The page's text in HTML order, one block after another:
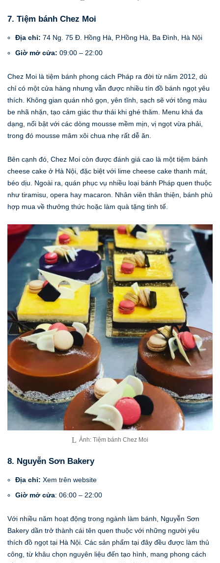
7. Tiệm bánh Chez Moi
Địa chỉ: 74 Ng. 75 Đ. Hồng Hà, P.Hồng Hà, Ba Đình, Hà Nội
Giờ mở cửa: 09:00 – 22:00
Chez Moi là tiệm bánh phong cách Pháp ra đời từ năm 2012, dù
chỉ có một cửa hàng nhưng vẫn được nhiều tín đồ bánh ngọt yêu
thích. Không gian quán nhỏ gọn, yên tĩnh, sạch sẽ với tông màu
be nhã nhặn, tạo cảm giác thư thái khi ghé thăm. Menu khá đa
dạng, nổi bật với các dòng mousse mềm mịn, vị ngọt vừa phải,
trong đó mousse mâm xôi chua nhẹ rất dễ ăn.
Bên cạnh đó, Chez Moi còn được đánh giá cao là một tiệm bánh
cheese cake ở Hà Nội, đặc biệt với lime cheese cake thanh mát,
béo dịu. Ngoài ra, quán phục vụ nhiều loại bánh Pháp quen thuộc
như tiramisu, opera hay macaron. Nhân viên thân thiện, bánh phù
hợp mua về thưởng thức hoặc làm quà tặng tinh tế.
Ảnh: Tiệm bánh Chez Moi
8. Nguyễn Sơn Bakery
Địa chỉ: Xem trên website
Giờ mở cửa: 06:00 – 22:00
Với nhiều năm hoạt động trong ngành làm bánh, Nguyễn Sơn
Bakery dần trở thành cái tên quen thuộc với những người yêu
thích đồ ngọt tại Hà Nội. Các sản phẩm tại đây đều được làm thủ
công, từ khâu chọn nguyên liệu đến tạo hình, mang phong cách